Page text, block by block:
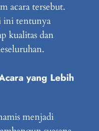
acara tersebut.
ini tentunya
kualitas dan
yang Lebih
menjadi